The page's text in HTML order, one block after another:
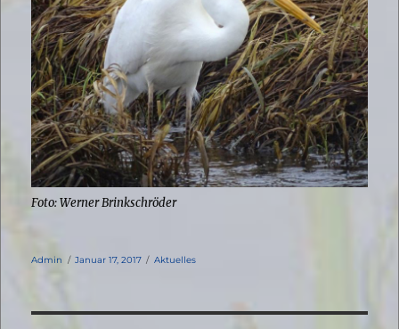
Foto: Werner Brinkschröder
Autor
Admin
Veröffentlicht
Januar 17, 2017 Kategorien
Aktuelles